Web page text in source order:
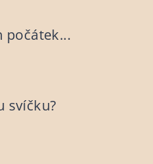
počátek...
svíčku?